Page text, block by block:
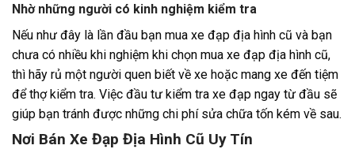
Nhờ những người có kinh nghiệm kiểm tra
Nếu như đây là lần đầu bạn mua xe đạp địa hình cũ và bạn
chưa có nhiều khi nghiệm khi chọn mua xe đạp địa hình cũ,
thì hãy rủ một người quen biết về xe hoặc mang xe đến tiệm
để thợ kiểm tra. Việc đầu tư kiểm tra xe đạp ngay từ đầu sẽ
giúp bạn tránh được những chi phí sửa chữa tốn kém về sau.
Nơi Bán Xe Đạp Địa Hình Cũ Uy Tín